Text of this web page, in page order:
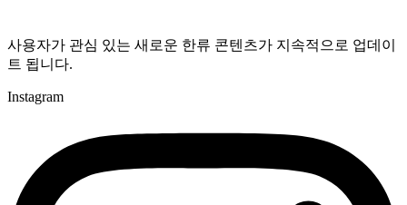
사용자가 관심 있는 새로운 한류 콘텐츠가 지속적으로 업데이
트 됩니다.
Instagram